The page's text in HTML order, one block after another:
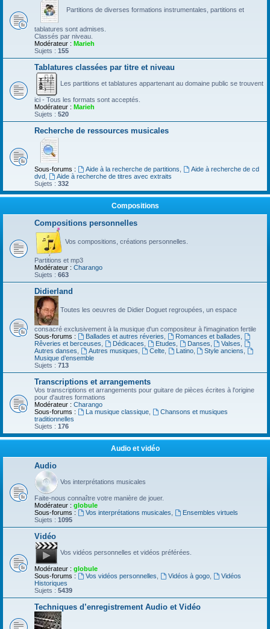
Partitions de diverses formations instrumentales, partitions et
tablatures sont admises.
Classés par niveau.
Modérateur : Marieh
Sujets : 155
Tablatures classées par titre et niveau
Les partitions et tablatures appartenant au domaine public se trouvent
ici - Tous les formats sont acceptés.
Modérateur : Marieh
Sujets : 520
Recherche de ressources musicales
Sous-forums : Aide à la recherche de partitions
Aide à recherche de cd
dvd
Aide à recherche de titres avec extraits
Sujets : 332
Compositions
Compositions personnelles
Vos compositions, créations personnelles.
Partitions et mp3
Modérateur : Charango
Sujets : 663
Didierland
Toutes les oeuvres de Didier Doguet regroupées, un espace
consacré exclusivement à la musique d'un compositeur à l'imagination fertile
Sous-forums :
Ballades et autres réveries Romances et ballades
Rêveries et berceuses
Dédicaces Etudes Danses Valses
Autres danses
Autres musiques Celte, Latino, Style anciens
Musique d’ensemble
Sujets : 713
Transcriptions et arrangements
Vos transcriptions et arrangements pour guitare de pièces écrites à l'origine
pour d'autres formations
Modérateur : Charango
Sous-forums :
La musique classique,
Chansons et musiques
traditionnelles
Sujets : 176
Audio et vidéo
Audio
Vos interprétations musicales
Faite-nous connaître votre manière de jouer.
Modérateur : globule
Sous-forums :
Vos interprétations musicales
Ensembles virtuels
Sujets : 1095
Vidéo
Vos vidéos personnelles et vidéos préférées.
Modérateur : globule
Sous-forums :
Vos vidéos personnelles Vidéos à gogo,
Vidéos
Historiques
Sujets : 5439
Techniques d’enregistrement Audio et Vidéo